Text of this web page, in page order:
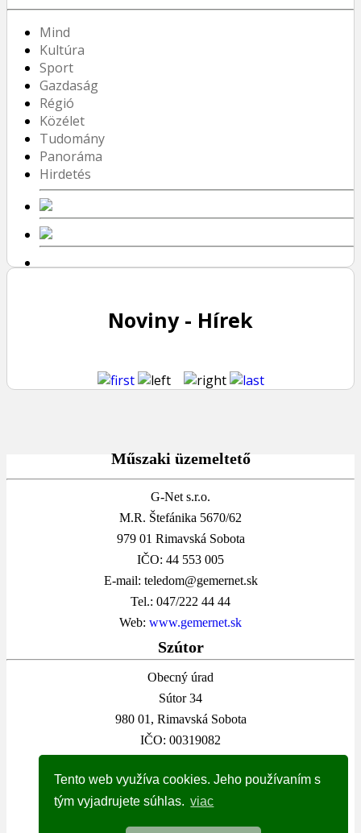
Tento web využíva cookies. Jeho používaním s
tým vyjadrujete súhlas. viac
Mind
Kultúra
Sport
Gazdaság
Régió
Közélet
Tudomány
Panoráma
Hirdetés
Noviny - Hírek
Műszaki üzemeltető
G-Net s.r.o.
M.R. Štefánika 5670/62
979 01 Rimavská Sobota
IČO: 44 553 005
E-mail: teledom@gemernet.sk
Tel.: 047/222 44 44
Web: www.gemernet.sk
Szútor
Obecný úrad
Sútor 34
980 01, Rimavská Sobota
IČO: 00319082
Tel.: 047/569 80 28
obecsutor.sk
Kalendár